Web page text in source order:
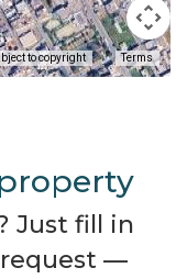
to copyright Terms
Just fill in
—